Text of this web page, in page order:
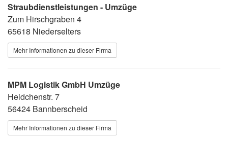
Straubdienstleistungen - Umzüge
Zum Hirschgraben 4
65618 Niederselters
Mehr Informationen zu dieser Firma
MPM Logistik GmbH Umzüge
Heidchenstr. 7
56424 Bannberscheid
Mehr Informationen zu dieser Firma